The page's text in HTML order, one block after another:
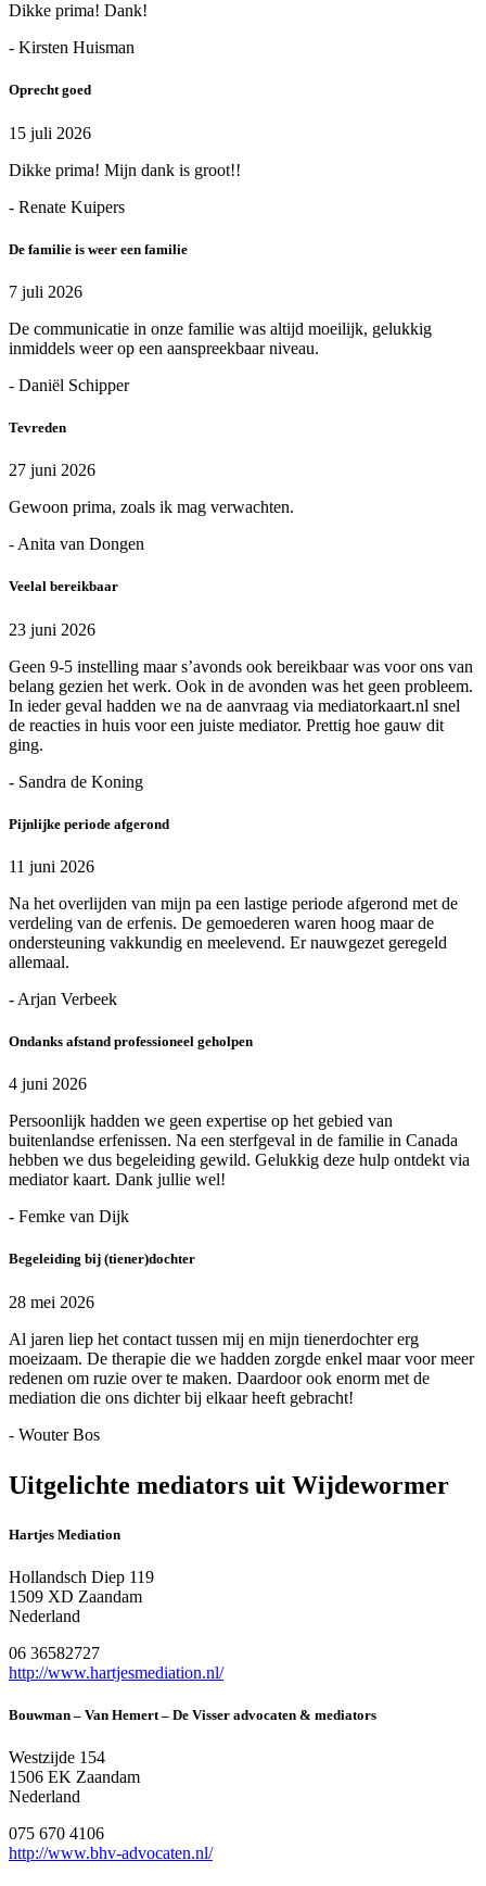
Dikke prima! Dank!
- Kirsten Huisman
Oprecht goed
15 juli 2026
Dikke prima! Mijn dank is groot!!
- Renate Kuipers
De familie is weer een familie
7 juli 2026
De communicatie in onze familie was altijd moeilijk, gelukkig
inmiddels weer op een aanspreekbaar niveau.
- Daniël Schipper
Tevreden
27 juni 2026
Gewoon prima, zoals ik mag verwachten.
- Anita van Dongen
Veelal bereikbaar
23 juni 2026
Geen 9-5 instelling maar s’avonds ook bereikbaar was voor ons van
belang gezien het werk. Ook in de avonden was het geen probleem.
In ieder geval hadden we na de aanvraag via mediatorkaart.nl snel
de reacties in huis voor een juiste mediator. Prettig hoe gauw dit
ging.
- Sandra de Koning
Pijnlijke periode afgerond
11 juni 2026
Na het overlijden van mijn pa een lastige periode afgerond met de
verdeling van de erfenis. De gemoederen waren hoog maar de
ondersteuning vakkundig en meelevend. Er nauwgezet geregeld
allemaal.
- Arjan Verbeek
Ondanks afstand professioneel geholpen
4 juni 2026
Persoonlijk hadden we geen expertise op het gebied van
buitenlandse erfenissen. Na een sterfgeval in de familie in Canada
hebben we dus begeleiding gewild. Gelukkig deze hulp ontdekt via
mediator kaart. Dank jullie wel!
- Femke van Dijk
Begeleiding bij (tiener)dochter
28 mei 2026
Al jaren liep het contact tussen mij en mijn tienerdochter erg
moeizaam. De therapie die we hadden zorgde enkel maar voor meer
redenen om ruzie over te maken. Daardoor ook enorm met de
mediation die ons dichter bij elkaar heeft gebracht!
- Wouter Bos
Uitgelichte mediators uit Wijdewormer
Hartjes Mediation
Hollandsch Diep 119
1509 XD Zaandam
Nederland
06 36582727
http://www.hartjesmediation.nl/
Bouwman – Van Hemert – De Visser advocaten & mediators
Westzijde 154
1506 EK Zaandam
Nederland
075 670 4106
http://www.bhv-advocaten.nl/